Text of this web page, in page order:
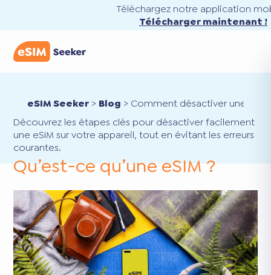
Téléchargez notre application
Télécharger maintenant !
eSIM Seeker> Blog > Comment désactiver une eSIM
Découvrez les étapes clés pour désactiver facilement
une eSIM sur votre appareil, tout en évitant les erreurs
courantes.
Qu’est-ce qu’une eSIM ?